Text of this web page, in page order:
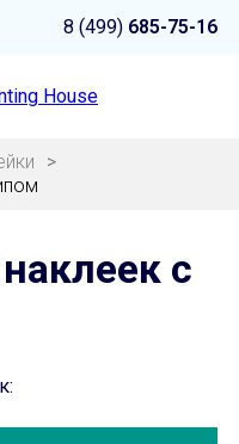
8 (499) 685-75-16
>
с